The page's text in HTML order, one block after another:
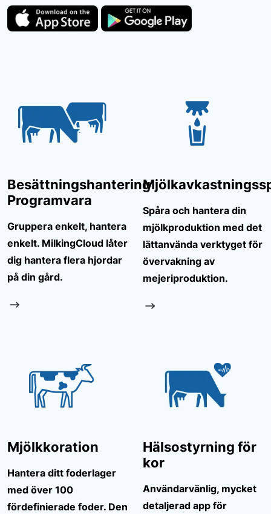
Besättningshantering
Programvara
Gruppera enkelt, hantera
enkelt. MilkingCloud låter
dig hantera flera hjordar
på din gård.
Spåra och hantera din
mjölkproduktion med det
lättanvända verktyget för
övervakning av
mejeriproduktion.
Mjölkkoration
Hantera ditt foderlager
med över 100
fördefinierade foder. Den
Hälsostyrning för
kor
Användarvänlig, mycket
detaljerad app för